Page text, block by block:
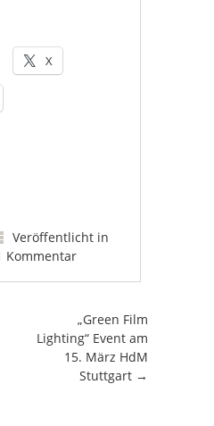
X
Veröffentlicht in
Kommentar
„Green Film
Lighting“ Event am
15. März HdM
Stuttgart →